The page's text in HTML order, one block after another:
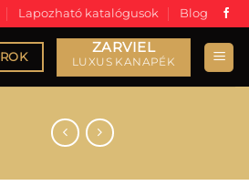
Lapozható katalógusok Blog